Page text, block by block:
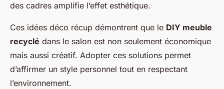
des cadres amplifie l’effet esthétique.
Ces idées déco récup démontrent que le DIY meuble
recyclé dans le salon est non seulement économique
mais aussi créatif. Adopter ces solutions permet
d’affirmer un style personnel tout en respectant
l’environnement.